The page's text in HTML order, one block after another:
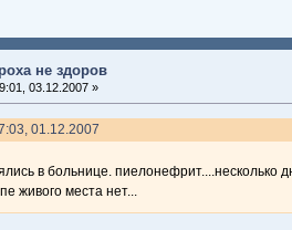
не здоров
03.12.2007 »
01.12.2007
в больнице.
живого места нет...